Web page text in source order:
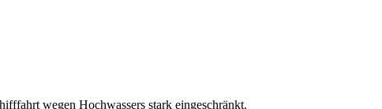
wegen Hochwassers stark eingeschränkt.